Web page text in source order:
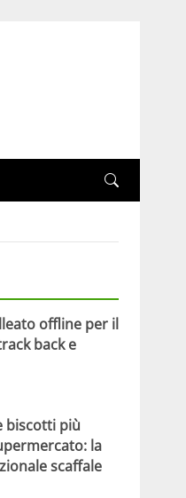
offline per il
back e
biscotti più
la
scaffale